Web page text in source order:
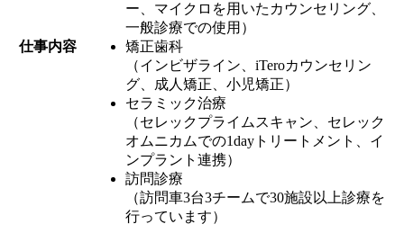
仕事内容
ー、マイクロを用いたカウンセリング、
一般診療での使用）
矯正歯科
（インビザライン、iTeroカウンセリン
グ、成人矯正、小児矯正）
セラミック治療
（セレックプライムスキャン、セレック
オムニカムでの1dayトリートメント、イ
ンプラント連携）
訪問診療
（訪問車3台3チームで30施設以上診療を
行っています）